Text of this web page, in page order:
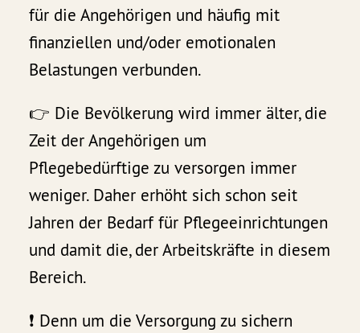
für die Angehörigen und häufig mit
finanziellen und/oder emotionalen
Belastungen verbunden.
👉 Die Bevölkerung wird immer älter, die
Zeit der Angehörigen um
Pflegebedürftige zu versorgen immer
weniger. Daher erhöht sich schon seit
Jahren der Bedarf für Pflegeeinrichtungen
und damit die, der Arbeitskräfte in diesem
Bereich.
❗️ Denn um die Versorgung zu sichern